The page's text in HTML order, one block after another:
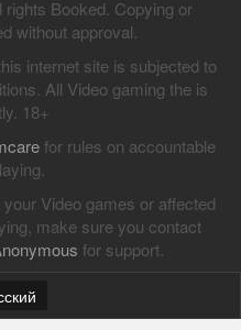
Booked. Copying or
without approval.
this internet site is subjected to
All Video gaming the is
18+
for rules on accountable
Video games or affected
make sure you contact
for support.